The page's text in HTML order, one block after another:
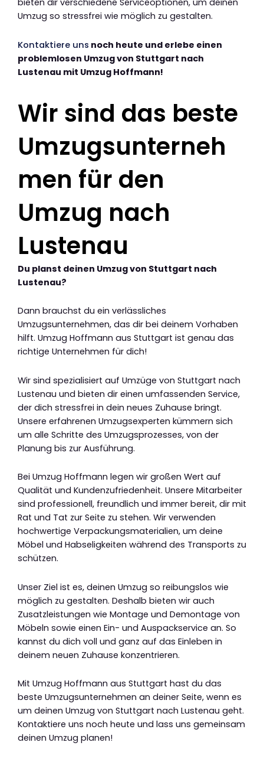
bieten dir verschiedene Serviceoptionen, um deinen
Umzug so stressfrei wie möglich zu gestalten.
Kontaktiere uns noch heute und erlebe einen
problemlosen Umzug von Stuttgart nach
Lustenau mit Umzug Hoffmann!
Wir sind das beste
Umzugsunterneh
men für den
Umzug nach
Lustenau
Du planst deinen Umzug von Stuttgart nach
Lustenau?
Dann brauchst du ein verlässliches
Umzugsunternehmen, das dir bei deinem Vorhaben
hilft. Umzug Hoffmann aus Stuttgart ist genau das
richtige Unternehmen für dich!
Wir sind spezialisiert auf Umzüge von Stuttgart nach
Lustenau und bieten dir einen umfassenden Service,
der dich stressfrei in dein neues Zuhause bringt.
Unsere erfahrenen Umzugsexperten kümmern sich
um alle Schritte des Umzugsprozesses, von der
Planung bis zur Ausführung.
Bei Umzug Hoffmann legen wir großen Wert auf
Qualität und Kundenzufriedenheit. Unsere Mitarbeiter
sind professionell, freundlich und immer bereit, dir mit
Rat und Tat zur Seite zu stehen. Wir verwenden
hochwertige Verpackungsmaterialien, um deine
Möbel und Habseligkeiten während des Transports zu
schützen.
Unser Ziel ist es, deinen Umzug so reibungslos wie
möglich zu gestalten. Deshalb bieten wir auch
Zusatzleistungen wie Montage und Demontage von
Möbeln sowie einen Ein- und Auspackservice an. So
kannst du dich voll und ganz auf das Einleben in
deinem neuen Zuhause konzentrieren.
Mit Umzug Hoffmann aus Stuttgart hast du das
beste Umzugsunternehmen an deiner Seite, wenn es
um deinen Umzug von Stuttgart nach Lustenau geht.
Kontaktiere uns noch heute und lass uns gemeinsam
deinen Umzug planen!